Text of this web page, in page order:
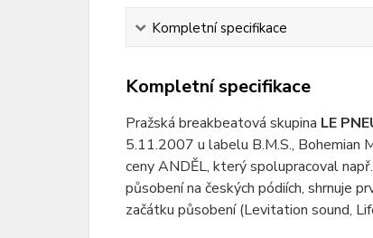
Kompletní specifikace
Kompletní specifikace
Pražská breakbeatová skupina LE
5.11.2007 u labelu B.M.S., Bohemian
ceny ANDĚL, který spolupracoval
působení na českých pódiích, shrnuje
začátku působení (Levitation sound,